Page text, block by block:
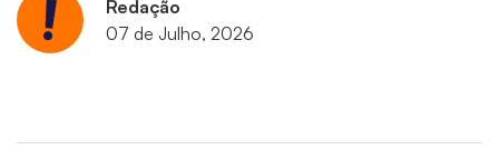
Redação
07 de Julho, 2026